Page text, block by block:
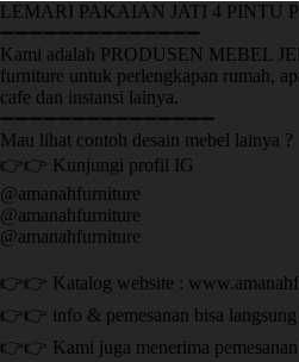
LEMARI PAKAIAN JATI 4 PINTU
➖➖➖➖➖➖➖➖➖➖➖➖➖➖
Kami adalah PRODUSEN MEBEL
furniture untuk perlengkapan rumah,
cafe dan instansi lainya.
➖➖➖➖➖➖➖➖➖➖➖➖➖➖➖
Mau lihat contoh desain mebel lainya ?
👉👉 Kunjungi profil IG
@amanahfurniture
@amanahfurniture
@amanahfurniture
👉👉 Katalog website :
👉👉 info & pemesanan bisa
👉👉 Kami juga menerima pemesanan